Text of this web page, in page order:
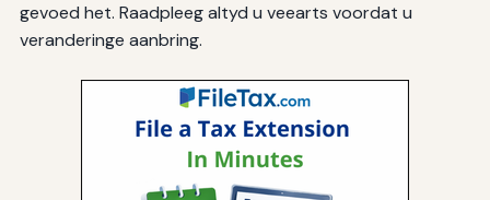
gevoed het. Raadpleeg altyd u veearts voordat u
veranderinge aanbring.